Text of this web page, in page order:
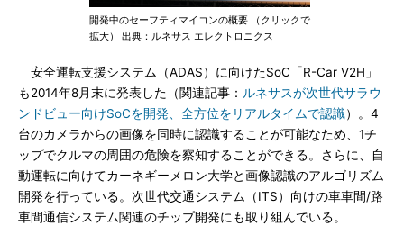
開発中のセーフティマイコンの概要 （クリックで
拡大） 出典：ルネサス エレクトロニクス
安全運転支援システム（ADAS）に向けたSoC「R-Car V2H」
も2014年8月末に発表した（関連記事： ルネサスが次世代サラウ
ンドビュー向けSoCを開発、全方位をリアルタイムで認識）。4
台のカメラからの画像を同時に認識することが可能なため、1チ
ップでクルマの周囲の危険を察知することができる。さらに、自
動運転に向けてカーネギーメロン大学と画像認識のアルゴリズム
開発を行っている。次世代交通システム（ITS）向けの車車間/路
車間通信システム関連のチップ開発にも取り組んでいる。